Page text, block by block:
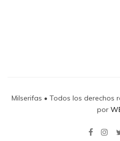
Milserifas • Todos los derechos
por